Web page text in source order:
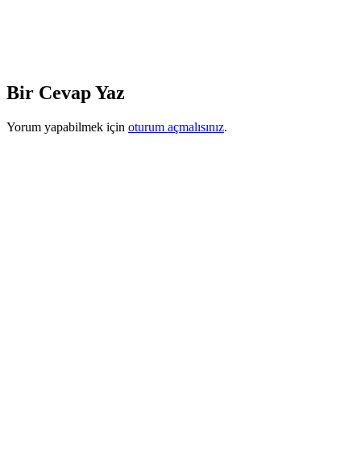
Bir Cevap Yaz
Yorum yapabilmek için oturum açmalısınız.